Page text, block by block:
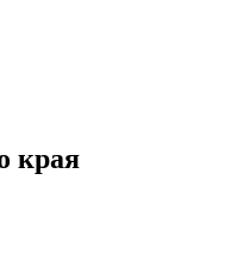
края